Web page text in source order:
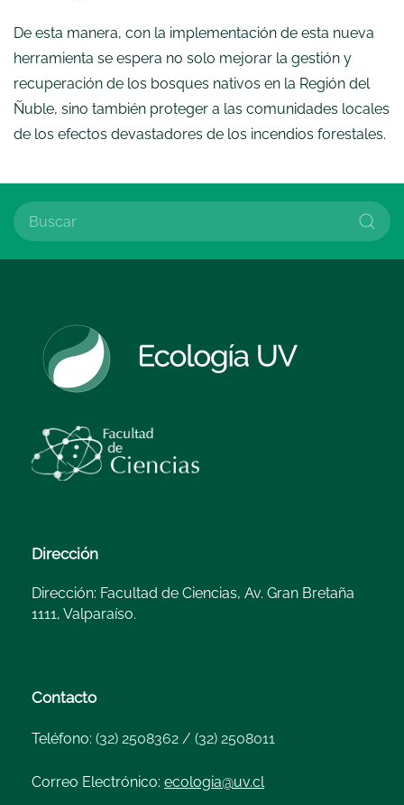
De esta manera, con la implementación de esta nueva
herramienta se espera no solo mejorar la gestión y
recuperación de los bosques nativos en la Región del
Ñuble, sino también proteger a las comunidades locales
de los efectos devastadores de los incendios forestales.
Dirección
Dirección: Facultad de Ciencias, Av. Gran Bretaña
1111, Valparaíso.
Contacto
Teléfono: (32) 2508362 / (32) 2508011
Correo Electrónico: ecologia@uv.cl